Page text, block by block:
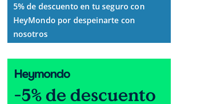
5% de descuento en tu seguro con
HeyMondo por despeinarte con
nosotros